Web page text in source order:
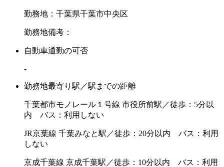
勤務地：千葉県千葉市中央区
勤務地備考：
自動車通勤の可否
-
勤務地最寄り駅／駅までの距離
千葉都市モノレール１号線 市役所前駅／徒歩：5分以
内 バス：利用しない
JR京葉線 千葉みなと駅／徒歩：20分以内 バス：利用
しない
京成千葉線 京成千葉駅／徒歩：10分以内 バス：利用